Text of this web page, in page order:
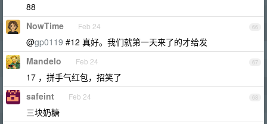
88
66
NowTime Feb 24
@gp0119 #12 真好。我们就第一天来了的才给发
67
Mandelo Feb 24
17 ，拼手气红包，招笑了
68
safeint Feb 24
三块奶糖